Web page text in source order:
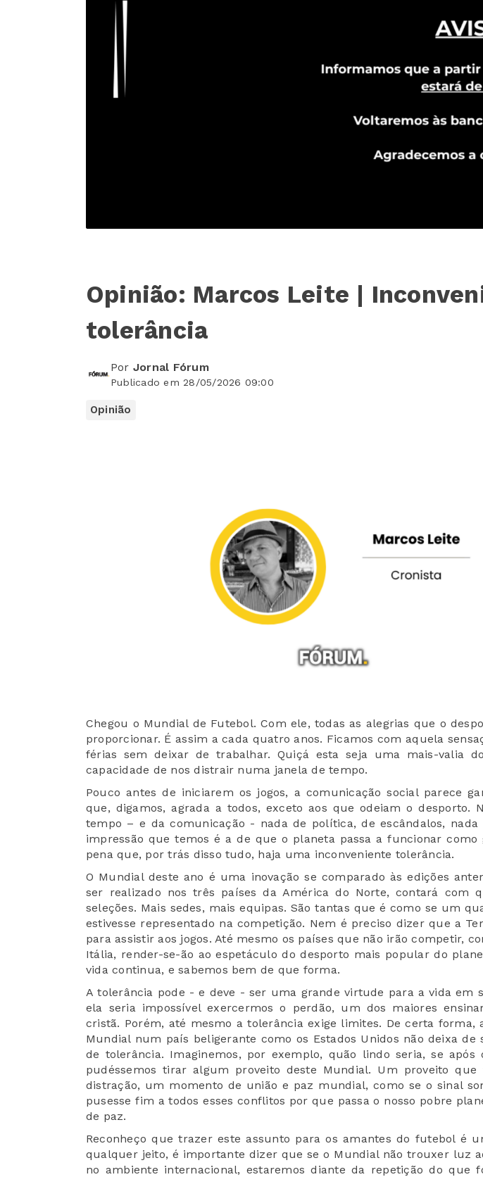
Opinião: Marcos Leite |
tolerância
Por Jornal Fórum
Publicado em 28/05/2026 09:00
Opinião
Chegou o Mundial de Futebol. Com ele, todas as alegrias que o
proporcionar. É assim a cada quatro anos. Ficamos com aquela
férias sem deixar de trabalhar. Quiçá esta seja uma mais-valia
capacidade de nos distrair numa janela de tempo.
Pouco antes de iniciarem os jogos, a comunicação social parece
que, digamos, agrada a todos, exceto aos que odeiam o desporto.
tempo – e da comunicação - nada de política, de escândalos, nada
impressão que temos é a de que o planeta passa a funcionar como
pena que, por trás disso tudo, haja uma inconveniente tolerância.
O Mundial deste ano é uma inovação se comparado às edições
ser realizado nos três países da América do Norte, contará com
seleções. Mais sedes, mais equipas. São tantas que é como se um
estivesse representado na competição. Nem é preciso dizer que a
para assistir aos jogos. Até mesmo os países que não irão competir,
Itália, render-se-ão ao espetáculo do desporto mais popular do
vida continua, e sabemos bem de que forma.
A tolerância pode - e deve - ser uma grande virtude para a vida em
ela seria impossível exercermos o perdão, um dos maiores
cristã. Porém, até mesmo a tolerância exige limites. De certa forma,
Mundial num país beligerante como os Estados Unidos não deixa de
de tolerância. Imaginemos, por exemplo, quão lindo seria, se após
pudéssemos tirar algum proveito deste Mundial. Um proveito que
distração, um momento de união e paz mundial, como se o sinal
pusesse fim a todos esses conflitos por que passa o nosso pobre
de paz.
Reconheço que trazer este assunto para os amantes do futebol é
qualquer jeito, é importante dizer que se o Mundial não trouxer luz
no ambiente internacional, estaremos diante da repetição do que